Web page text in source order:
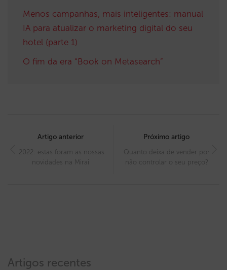
Menos campanhas, mais inteligentes: manual
IA para atualizar o marketing digital do seu
hotel (parte 1)
O fim da era “Book on Metasearch”
navigation
Artigo anterior
2022: estas foram as nossas
novidades na Mirai
Próximo artigo
Quanto deixa de vender por
não controlar o seu preço?
Artigos recentes